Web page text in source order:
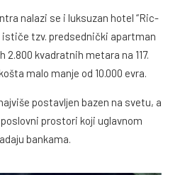
nalazi se i luksuzan hotel “Ric-
ističe tzv. predsednički apartman
2.800 kvadratnih metara na 117.
malo manje od 10.000 evra.
postavljen bazen na svetu, a
prostori koji uglavnom
bankama.